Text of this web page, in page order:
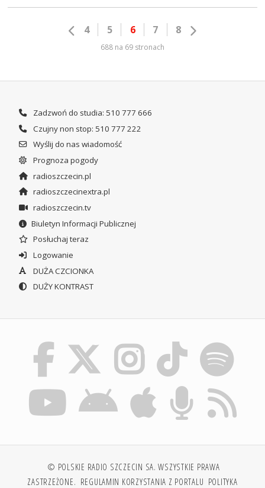
4 5 6 7 8
688 na 69 stronach
Zadzwoń do studia: 510 777 666
Czujny non stop: 510 777 222
Wyślij do nas wiadomość
Prognoza pogody
radioszczecin.pl
radioszczecinextra.pl
radioszczecin.tv
Biuletyn Informacji Publicznej
Posłuchaj teraz
Logowanie
DUŻA CZCIONKA
DUŻY KONTRAST
© POLSKIE RADIO SZCZECIN SA. WSZYSTKIE PRAWA
ZASTRZEŻONE. REGULAMIN KORZYSTANIA Z PORTALU POLITYKA